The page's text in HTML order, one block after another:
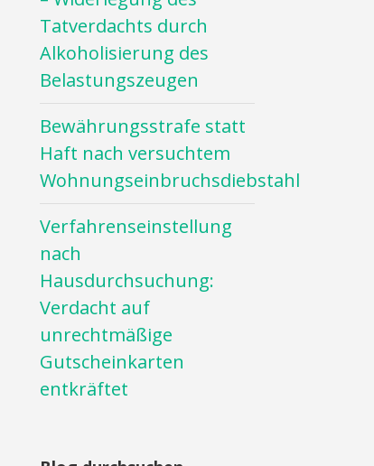
Tatverdachts durch
Alkoholisierung des
Belastungszeugen
Bewährungsstrafe statt
Haft nach versuchtem
Wohnungseinbruchsdiebstahl
Verfahrenseinstellung
nach
Hausdurchsuchung:
Verdacht auf
unrechtmäßige
Gutscheinkarten
entkräftet